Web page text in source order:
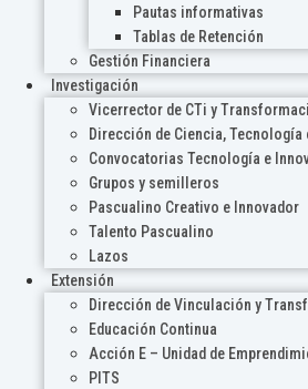
Pautas informativas
Tablas de Retención
Gestión Financiera
Investigación
Vicerrector de CTi y
Dirección de Ciencia, Tecnología
Convocatorias Tecnología e
Grupos y semilleros
Pascualino Creativo e Innovador
Talento Pascualino
Lazos
Extensión
Dirección de Vinculación y
Educación Continua
Acción E – Unidad de
PITS